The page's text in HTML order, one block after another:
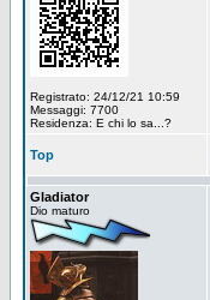
Registrato: 24/12/21 10:59
Messaggi: 7700
Residenza: E chi lo sa...?
Top
Gladiator
Dio maturo